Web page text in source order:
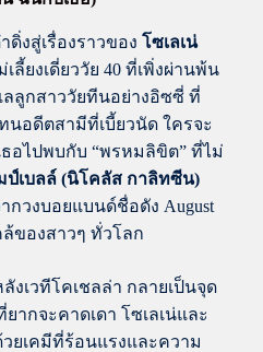
ำดิ่งสู่เรื่องราวของ โซเลเน่
ลี้ยงเดี่ยววัย 40 ที่เพิ่งผ่านพ้น
ลูกสาววัยทีนอย่างอิซซี่ ที่
นอดีตสามีที่เบี้ยวนัด ใครจะ
อไปพบกับ “พรหมลิขิต” ที่ไม่
ป์เบลล์ (นิโคลัส กาลิทซีน)
กวงบอยแบนด์ชื่อดัง August
ของสาวๆ ทั่วโลก
งเวทีโคเชลล่า กลายเป็นจุด
กจะคาดเดา โซเลเน่และ
ยเคมีที่ร้อนแรงและความ